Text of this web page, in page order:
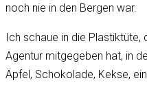
noch nie in den Bergen war.
Ich schaue in die Plastiktüte,
Agentur mitgegeben hat, in
Äpfel, Schokolade, Kekse,